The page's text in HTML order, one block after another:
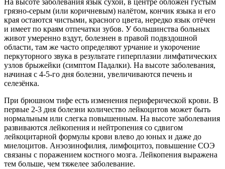
На высоте заболевания язык сухой, в центре обложен густым
грязно-серым (или коричневым) налётом, кончик языка и его
края остаются чистыми, красного цвета, нередко язык отёчен
и имеет по краям отпечатки зубов. У большинства больных
живот умеренно вздут, болезнен в правой подвздошной
области, там же часто определяют урчание и укорочение
перкуторного звука в результате гиперплазии лимфатических
узлов брыжейки (симптом Падалки). На высоте заболевания,
начиная с 4-5-го дня болезни, увеличиваются печень и
селезёнка.
При брюшном тифе есть изменения периферической крови. В
первые 2-3 дня болезни количество лейкоцитов может быть
нормальным или слегка повышенным. На высоте заболевания
развиваются лейкопения и нейтропения со сдвигом
лейкоцитарной формулы крови влево до юных и даже до
миелоцитов. Анэозинофилия, лимфоцитоз, повышение СОЭ
связаны с поражением костного мозга. Лейкопения выражена
тем больше, чем тяжелее заболевание.